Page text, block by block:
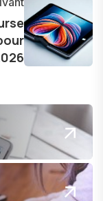
de la
aux
que le futur